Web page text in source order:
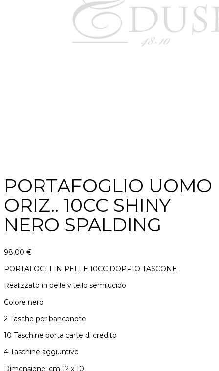
PORTAFOGLIO UOMO
ORIZ.. 10CC SHINY
NERO SPALDING
98,00 €
PORTAFOGLI IN PELLE 10CC DOPPIO TASCONE
Realizzato in pelle vitello semilucido
Colore nero
2 Tasche per banconote
10 Taschine porta carte di credito
4 Taschine aggiuntive
Dimensione: cm 12 x 10